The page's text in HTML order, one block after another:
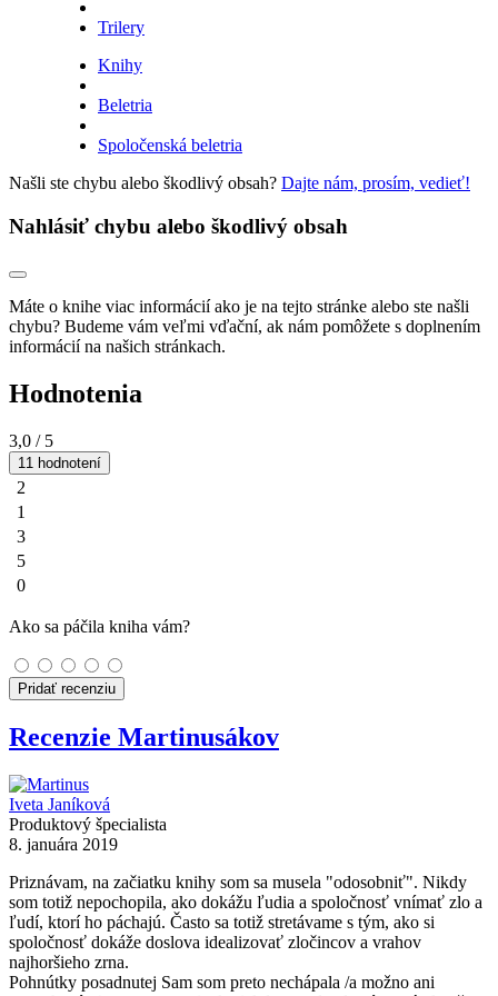
Trilery
Knihy
Beletria
Spoločenská beletria
Našli ste chybu alebo škodlivý obsah? Dajte nám, prosím, vedieť!
Nahlásiť chybu alebo škodlivý obsah
Máte o knihe viac informácií ako je na tejto stránke alebo ste našli
chybu? Budeme vám veľmi vďační, ak nám pomôžete s doplnením
informácií na našich stránkach.
Hodnotenia
3,0 / 5
11 hodnotení
2
1
3
5
0
Ako sa páčila kniha vám?
Pridať recenziu
Recenzie Martinusákov
Iveta Janíková
Produktový špecialista
8. januára 2019
Priznávam, na začiatku knihy som sa musela "odosobniť". Nikdy
som totiž nepochopila, ako dokážu ľudia a spoločnosť vnímať zlo a
ľudí, ktorí ho páchajú. Často sa totiž stretávame s tým, ako si
spoločnosť dokáže doslova idealizovať zločincov a vrahov
najhoršieho zrna.
Pohnútky posadnutej Sam som preto nechápala /a možno ani